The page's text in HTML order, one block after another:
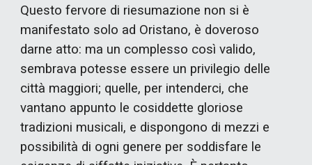
Questo fervore di riesumazione non si è
manifestato solo ad Oristano, è doveroso
darne atto: ma un complesso così valido,
sembrava potesse essere un privilegio delle
città maggiori; quelle, per intenderci, che
vantano appunto le cosiddette gloriose
tradizioni musicali, e dispongono di mezzi e
possibilità di ogni genere per soddisfare le